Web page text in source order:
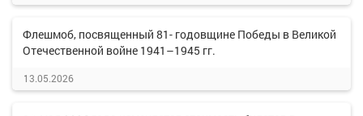
Флешмоб, посвященный 81- годовщине Победы в Великой
Отечественной войне 1941–1945 гг.
13.05.2026